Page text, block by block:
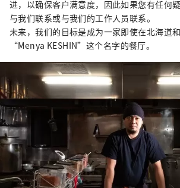
进，以确保客户满意度，因此如果您有任何
与我们联系或与我们的工作人员联系。
未来，我们的目标是成为一家即使在北海道
“Menya KESHIN”这个名字的餐厅。